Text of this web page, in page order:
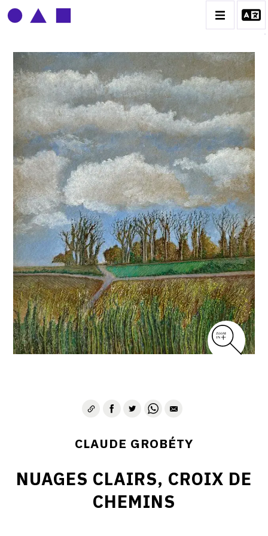
CLAUDE GROBÉTY
BIOGRAPHIE
CATALOGUE DES OEUVRES
CONTACT
CLAUDE GROBÉTY
NUAGES CLAIRS, CROIX DE
CHEMINS